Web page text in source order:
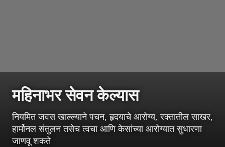
महिनाभर सेवन केल्यास
नियमित जवस खाल्ल्याने पचन, हृदयाचे आरोग्य, रक्तातील साखर,
हार्मोनल संतुलन तसेच त्वचा आणि केसांच्या आरोग्यात सुधारणा
जाणवू शकते